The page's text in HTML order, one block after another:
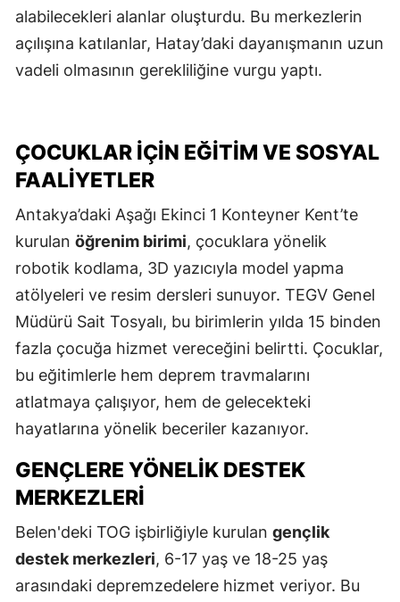
alabilecekleri alanlar oluşturdu. Bu merkezlerin
açılışına katılanlar, Hatay’daki dayanışmanın uzun
vadeli olmasının gerekliliğine vurgu yaptı.
ÇOCUKLAR İÇIN EĞITIM VE SOSYAL
FAALIYETLER
Antakya’daki Aşağı Ekinci 1 Konteyner Kent’te
kurulan öğrenim birimi, çocuklara yönelik
robotik kodlama, 3D yazıcıyla model yapma
atölyeleri ve resim dersleri sunuyor. TEGV Genel
Müdürü Sait Tosyalı, bu birimlerin yılda 15 binden
fazla çocuğa hizmet vereceğini belirtti. Çocuklar,
bu eğitimlerle hem deprem travmalarını
atlatmaya çalışıyor, hem de gelecekteki
hayatlarına yönelik beceriler kazanıyor.
GENÇLERE YÖNELIK DESTEK
MERKEZLERI
Belen'deki TOG işbirliğiyle kurulan gençlik
destek merkezleri, 6-17 yaş ve 18-25 yaş
arasındaki depremzedelere hizmet veriyor. Bu